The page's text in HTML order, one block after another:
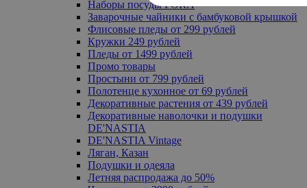
Наборы посуды FORA
Заварочные чайники с бамбуковой крышкой
Флисовые пледы от 299 рублей
Кружки 249 рублей
Пледы от 1499 рублей
Промо товары
Простыни от 799 рублей
Полотенце кухонное от 69 рублей
Декоративные растения от 439 рублей
Декоративные наволочки и подушки
DE'NASTIA
DE'NASTIA Vintage
Ляган, Казан
Подушки и одеяла
Летняя распродажа до 50%